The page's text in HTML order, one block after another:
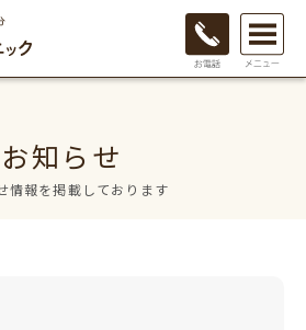
お知らせ
情報を掲載しております